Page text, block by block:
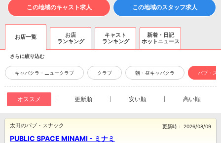
この地域のキャスト求人 この地域のスタッフ求人
お店一覧
お店
ランキング
キャスト
ランキング
新着・日記
ホットニュース
さらに絞り込む
キャバクラ・ニュークラブ クラブ 朝・昼キャバクラ パブ・ス
オススメ 更新順 安い順 高い順
PUBLIC SPACE MINAMI - ミナミ
太田のパブ・スナック 更新時： 2026/08/09